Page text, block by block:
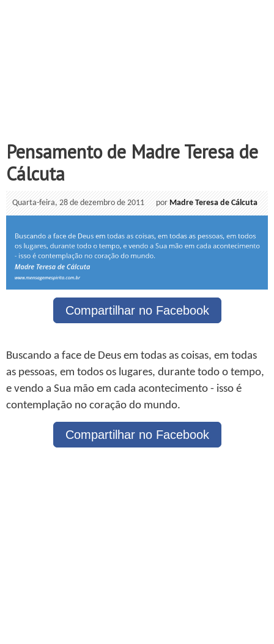
Pensamento de Madre Teresa de
Cálcuta
Quarta-feira, 28 de dezembro de 2011 porMadre Teresa de Cálcuta
Compartilhar no Facebook
Buscando a face de Deus em todas as coisas, em todas
as pessoas, em todos os lugares, durante todo o tempo,
e vendo a Sua mão em cada acontecimento - isso é
contemplação no coração do mundo.
Compartilhar no Facebook